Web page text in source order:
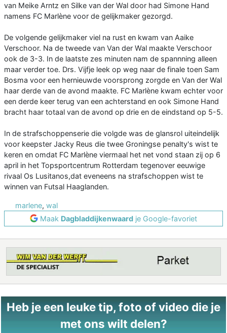
van Meike Arntz en Silke van der Wal door had Simone Hand
namens FC Marlène voor de gelijkmaker gezorgd.
De volgende gelijkmaker viel na rust en kwam van Aaike
Verschoor. Na de tweede van Van der Wal maakte Verschoor
ook de 3-3. In de laatste zes minuten nam de spannning alleen
maar verder toe. Drs. Vijfje leek op weg naar de finale toen Sam
Bosma voor een hernieuwde voorsprong zorgde en Van der Wal
haar derde van de avond maakte. FC Marlène kwam echter voor
een derde keer terug van een achterstand en ook Simone Hand
bracht haar totaal van de avond op drie en de eindstand op 5-5.
In de strafschoppenserie die volgde was de glansrol uiteindelijk
voor keepster Jacky Reus die twee Groningse penalty's wist te
keren en omdat FC Marlène viermaal het net vond staan zij op 6
april in het Topsportcentrum Rotterdam tegenover eeuwige
rivaal Os Lusitanos,dat eveneens na strafschoppen wist te
winnen van Futsal Haaglanden.
marlene, wal
Maak Dagbladdijkenwaard je Google-favoriet
Heb je een leuke tip, foto of video die je
met ons wilt delen?